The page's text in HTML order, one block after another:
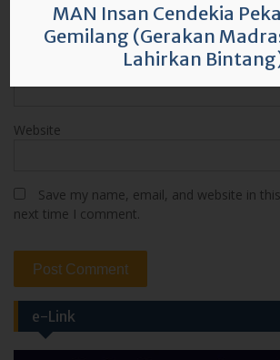
Website
Save my name, email, and website in
next time I comment.
e-Link
MAN Insan Cendekia
Gemilang (Gerakan
Lahirkan